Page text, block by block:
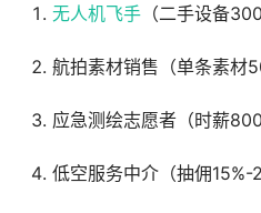
无人机飞手 （二手设备
航拍素材销售（单条素材
应急测绘志愿者（时薪
低空服务中介（抽佣15%-